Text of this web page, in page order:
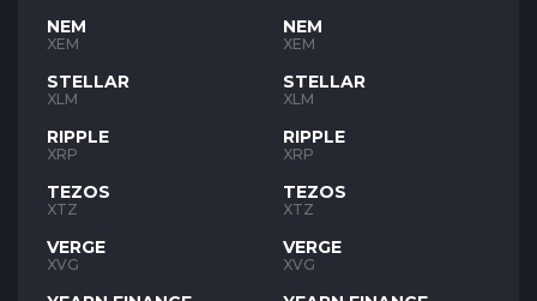
NEM
XEM
STELLAR
XLM
RIPPLE
XRP
TEZOS
XTZ
VERGE
XVG
NEM
XEM
STELLAR
XLM
RIPPLE
XRP
TEZOS
XTZ
VERGE
XVG